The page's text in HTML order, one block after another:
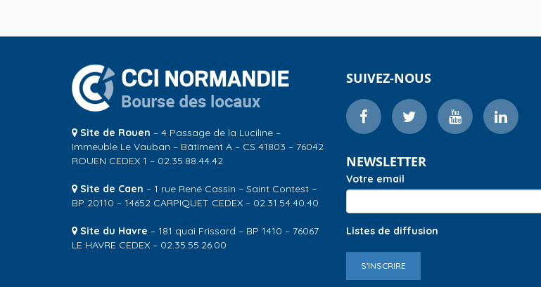
Site de Rouen – 4 Passage de la Luciline –
Immeuble Le Vauban – Bâtiment A – CS 41803 – 76042
ROUEN CEDEX 1 – 02.35.88.44.42
Site de Caen – 1 rue René Cassin – Saint Contest –
BP 20110 – 14652 CARPIQUET CEDEX – 02.31.54.40.40
Site du Havre – 181 quai Frissard – BP 1410 – 76067
LE HAVRE CEDEX – 02.35.55.26.00
SUIVEZ-NOUS
NEWSLETTER
Votre email
Listes de diffusion
S'INSCRIRE